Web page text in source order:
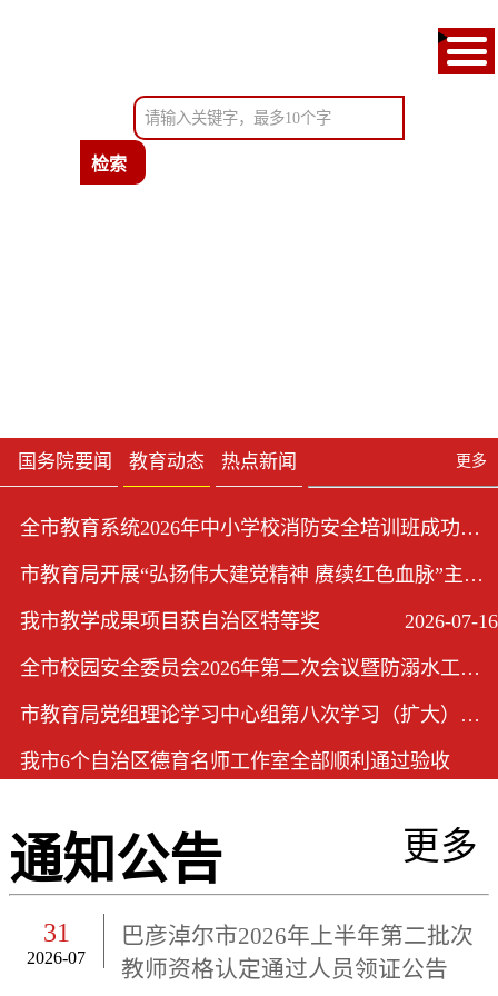
办事服务
国务院要闻 教育动态 更多
热点新闻
全市教育系统2026年中小学校消防安全培训班成功举办
2026-08-04
市教育局开展“弘扬伟大建党精神 赓续红色血脉”主题党日活动
2026-07-17
我市教学成果项目获自治区特等奖 2026-07-16
全市校园安全委员会2026年第二次会议暨防溺水工作会议在市教育局召开
2026-07-03
市教育局党组理论学习中心组第八次学习（扩大）会议召开
2026-06-24
我市6个自治区德育名师工作室全部顺利通过验收
通知公告 更多
31
2026-07
巴彦淖尔市2026年上半年第二批次
教师资格认定通过人员领证公告